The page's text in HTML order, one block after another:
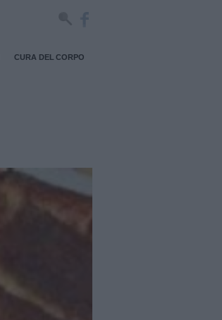
CURA DEL CORPO